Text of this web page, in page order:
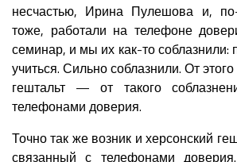
несчастью, Ирина Пулешова и,
тоже, работали на телефоне
семинар, и мы их как-то соблазнили:
учиться. Сильно соблазнили. От
гештальт — от такого
телефонами доверия.
Точно так же возник и херсонский
связанный с телефонами